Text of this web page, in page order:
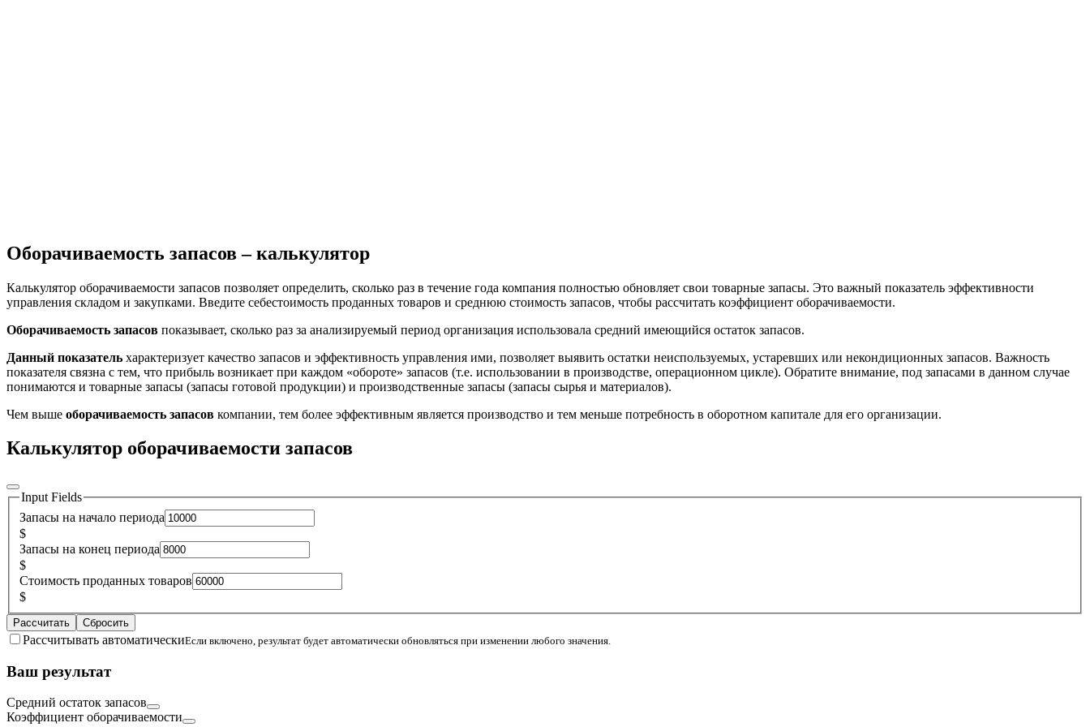
Оборачиваемость запасов – калькулятор
Калькулятор оборачиваемости запасов позволяет определить, сколько раз в течение года компания полностью обновляет свои товарные запасы. Это важный показатель эффективности
управления складом и закупками. Введите себестоимость проданных товаров и среднюю стоимость запасов, чтобы рассчитать коэффициент оборачиваемости.
Оборачиваемость запасов показывает, сколько раз за анализируемый период организация использовала средний имеющийся остаток запасов.
Данный показатель характеризует качество запасов и эффективность управления ими, позволяет выявить остатки неиспользуемых, устаревших или некондиционных запасов. Важность
показателя связна с тем, что прибыль возникает при каждом «обороте» запасов (т.е. использовании в производстве, операционном цикле). Обратите внимание, под запасами в данном случае
понимаются и товарные запасы (запасы готовой продукции) и производственные запасы (запасы сырья и материалов).
Чем выше оборачиваемость запасов компании, тем более эффективным является производство и тем меньше потребность в оборотном капитале для его организации.
Калькулятор оборачиваемости запасов
Input Fields
Запасы на начало периода
$
Запасы на конец периода
$
Стоимость проданных товаров
$
Рассчитать Сбросить
Рассчитывать автоматическиЕсли включено, результат будет автоматически обновляться при изменении любого значения.
Ваш результат
Средний остаток запасов
Коэффициент оборачиваемости